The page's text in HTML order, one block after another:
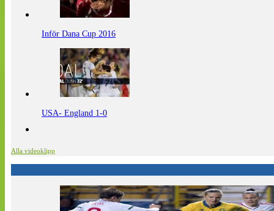
Inför Dana Cup 2016
USA- England 1-0
Alla videoklipp